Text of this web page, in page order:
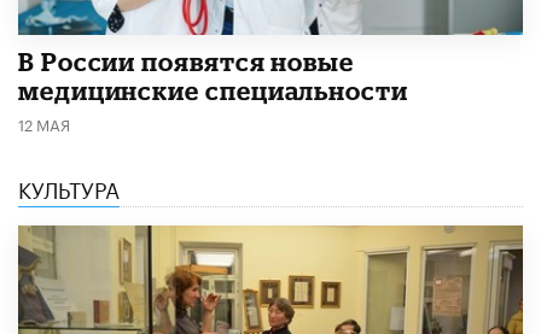
В России появятся новые
медицинские специальности
12 МАЯ
КУЛЬТУРА